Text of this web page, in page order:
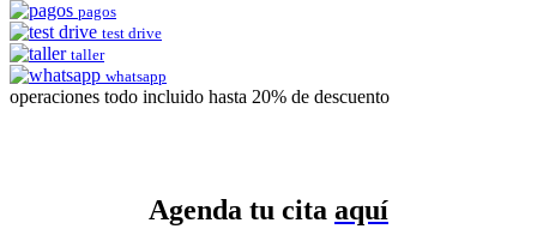
pagos
test drive
taller
whatsapp
operaciones todo incluido hasta 20% de descuento
Agenda tu cita aquí